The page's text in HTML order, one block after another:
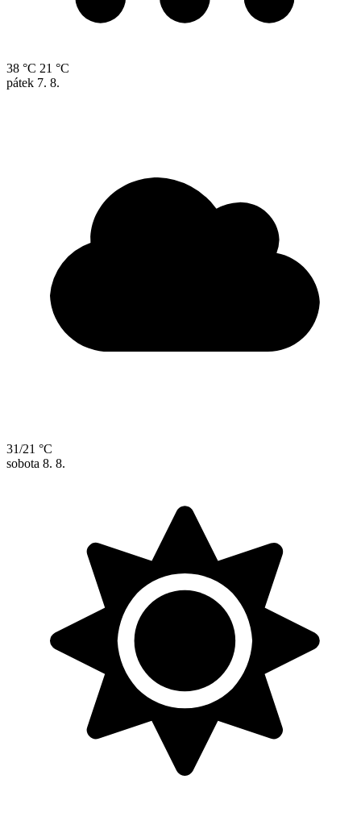
38 °C 21 °C
pátek 7. 8.
31/21 °C
sobota 8. 8.